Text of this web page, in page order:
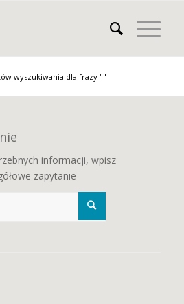
wyszukiwania dla frazy ""
informacji, wpisz
zapytanie